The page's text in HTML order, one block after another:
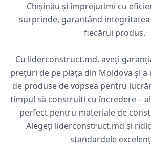
Chișinău și împrejurimi cu
surprinde, garantând
fiecărui produs.
Cu liderconstruct.md, aveți
prețuri de pe piața din Moldova și a
de produse de vopsea pentru
timpul să construiți cu încredere –
perfect pentru materiale de
Alegeți liderconstruct.md și
standardele